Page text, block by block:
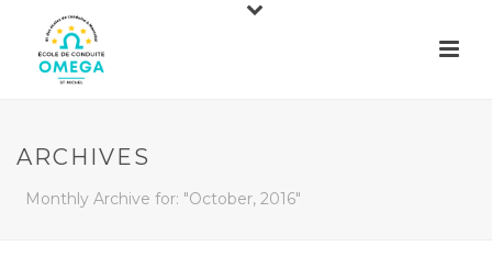
ARCHIVES
Monthly Archive for: "October, 2016"